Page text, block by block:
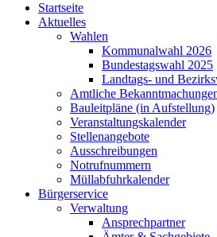
Startseite
Aktuelles
Wahlen
Kommunalwahl 2026
Bundestagswahl 2025
Landtags- und
Amtliche
Bauleitpläne (in Aufstellung)
Veranstaltungskalender
Stellenangebote
Ausschreibungen
Notrufnummern
Müllabfuhrkalender
Bürgerservice
Verwaltung
Ansprechpartner